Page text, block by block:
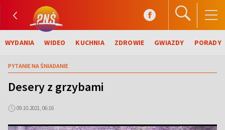
WYDANIA WIDEO KUCHNIA ZDROWIE GWIAZDY PORADY
PYTANIE NA ŚNIADANIE
Desery z grzybami
09.10.2021, 06:16